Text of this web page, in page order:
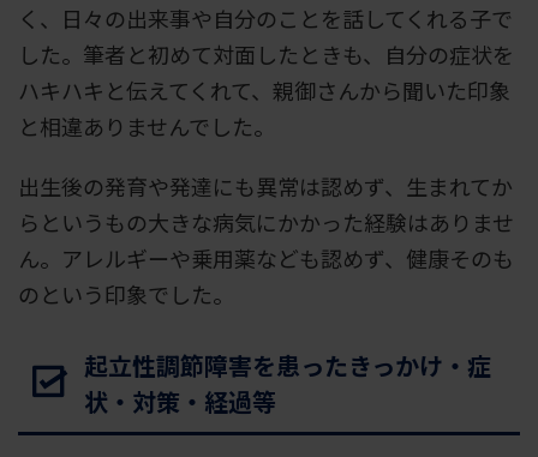
く、日々の出来事や自分のことを話してくれる子で
した。筆者と初めて対面したときも、自分の症状を
ハキハキと伝えてくれて、親御さんから聞いた印象
と相違ありませんでした。
出生後の発育や発達にも異常は認めず、生まれてか
らというもの大きな病気にかかった経験はありませ
ん。アレルギーや乗用薬なども認めず、健康そのも
のという印象でした。
起立性調節障害を患ったきっかけ・症
状・対策・経過等